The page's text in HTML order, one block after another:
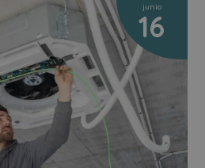
junio
16